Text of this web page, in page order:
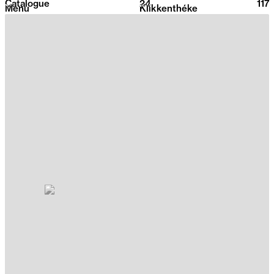
2026
Klikkenthéke
Menu
Catalogue 24 117